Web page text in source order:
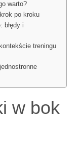
warto?
po kroku
błędy i
treningu
w bok